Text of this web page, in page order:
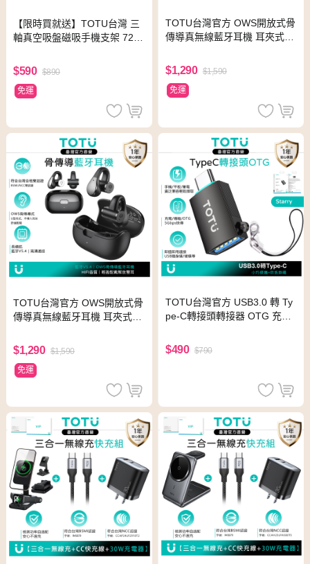
【限時買就送】TOTU台灣 三
軸真空吸盤磁吸手機支架 720
電/車用導航/MagSafe適用
$590 $890
免運
TOTU台灣官方 OWS開放式骨
傳導真無線藍牙耳機 耳夾式運
$1,290 $1,590
免運
TOTU台灣官方 OWS開放式骨
傳導真無線藍牙耳機 耳夾式運
$1,290 $1,590
免運
TOTU台灣官方 USB3.0 轉 Ty
pe-C轉接頭轉接器 OTG 充電
碟
$490 $790